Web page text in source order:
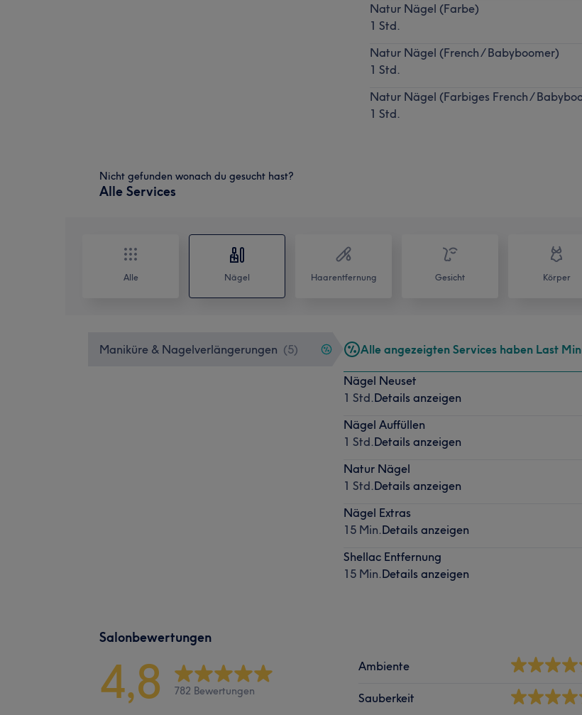
Natur Nägel (Farbe)
1 Std.
Natur Nägel (French / Babyboomer)
1 Std.
Natur Nägel (Farbiges French /
1 Std.
Nicht gefunden wonach du gesucht hast?
Alle Services
Alle Nägel Haarentfernung Gesicht Körper
Maniküre & Nagelverlängerungen (5) Alle angezeigten Services haben Last
Nägel Neuset
1 Std.Details anzeigen
Nägel Auffüllen
1 Std.Details anzeigen
Natur Nägel
1 Std.Details anzeigen
Nägel Extras
15 Min.Details anzeigen
Shellac Entfernung
15 Min.Details anzeigen
Salonbewertungen
4,8 782 Bewertungen
Ambiente
Sauberkeit